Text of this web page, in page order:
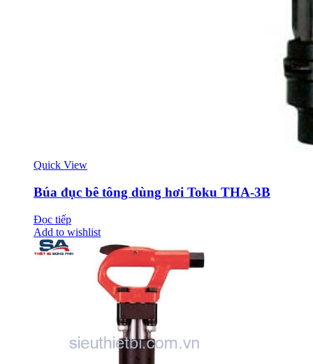
Quick View
Búa đục bê tông dùng hơi Toku THA-3B
Đọc tiếp
Add to wishlist